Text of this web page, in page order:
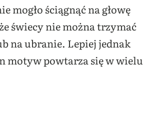
mogło ściągnąć na głowę
świecy nie można trzymać
na ubranie. Lepiej jednak
motyw powtarza się w wielu